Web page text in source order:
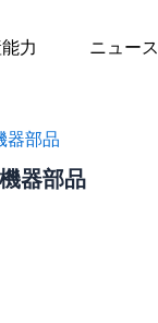
力 ニュース
器部品
器部品